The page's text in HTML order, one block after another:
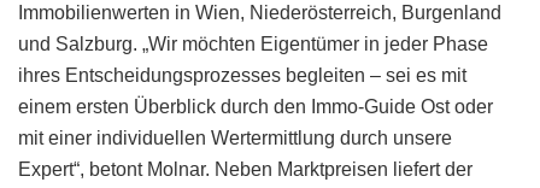
Immobilienwerten in Wien, Niederösterreich, Burgenland
und Salzburg. „Wir möchten Eigentümer in jeder Phase
ihres Entscheidungsprozesses begleiten – sei es mit
einem ersten Überblick durch den Immo-Guide Ost oder
mit einer individuellen Wertermittlung durch unsere
Expert“, betont Molnar. Neben Marktpreisen liefert der